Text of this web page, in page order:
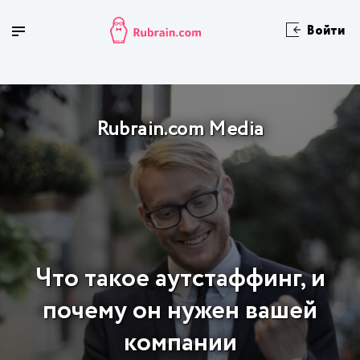
Войти
Rubrain.com Media
Что такое аутстаффинг, и
почему он нужен вашей
компании